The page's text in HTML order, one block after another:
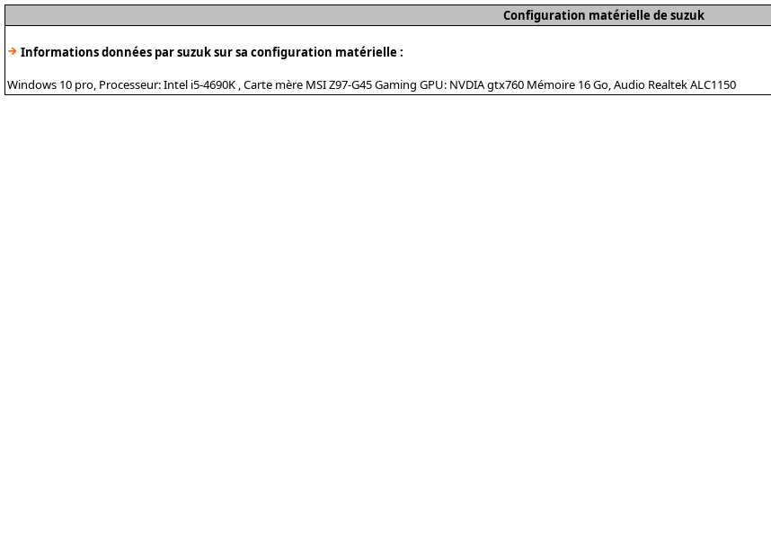
Configuration matérielle de suzuk
Informations données par suzuk sur sa configuration matérielle :
Windows 10 pro, Processeur: Intel i5-4690K , Carte mère MSI Z97-G45 Gaming GPU: NVDIA gtx760 Mémoire 16 Go, Audio Realtek ALC1150